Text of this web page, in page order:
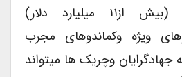
سالانه قاره آفریقا (بیش از۱۱ میلیارد دلار)
ویژه وکماندوهای مجرب
وچریک ها میتواند